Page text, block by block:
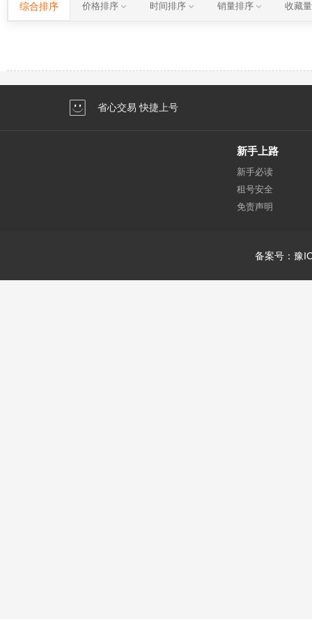
综合排序 价格排序 时间排序 销量排序 收藏
省心交易 快捷上号
新手上路
新手必读
租号安全
免责声明
备案号：豫